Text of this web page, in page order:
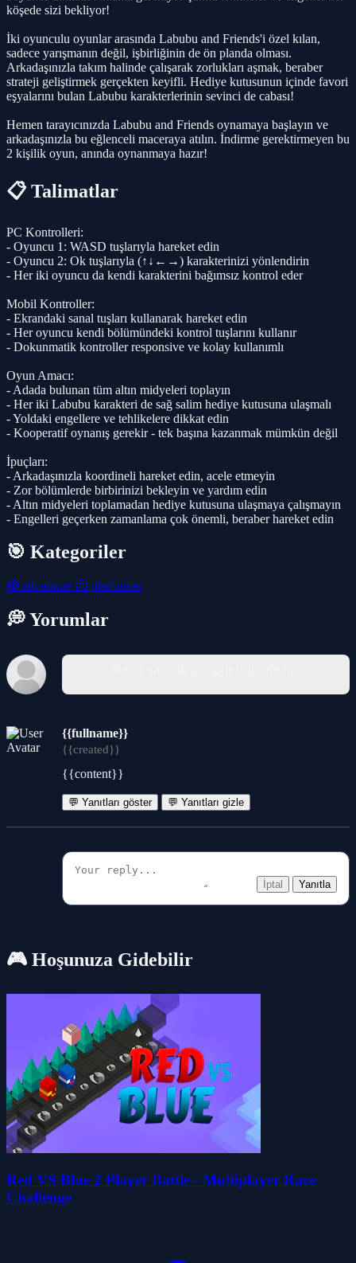
köşede sizi bekliyor!
İki oyunculu oyunlar arasında Labubu and Friends'i özel kılan,
sadece yarışmanın değil, işbirliğinin de ön planda olması.
Arkadaşınızla takım halinde çalışarak zorlukları aşmak, beraber
strateji geliştirmek gerçekten keyifli. Hediye kutusunun içinde favori
eşyalarını bulan Labubu karakterlerinin sevinci de cabası!
Hemen tarayıcınızda Labubu and Friends oynamaya başlayın ve
arkadaşınızla bu eğlenceli maceraya atılın. İndirme gerektirmeyen bu
2 kişilik oyun, anında oynanmaya hazır!
📋 Talimatlar
PC Kontrolleri:
- Oyuncu 1: WASD tuşlarıyla hareket edin
- Oyuncu 2: Ok tuşlarıyla (↑↓←→) karakterinizi yönlendirin
- Her iki oyuncu da kendi karakterini bağımsız kontrol eder
Mobil Kontroller:
- Ekrandaki sanal tuşları kullanarak hareket edin
- Her oyuncu kendi bölümündeki kontrol tuşlarını kullanır
- Dokunmatik kontroller responsive ve kolay kullanımlı
Oyun Amacı:
- Adada bulunan tüm altın midyeleri toplayın
- Her iki Labubu karakteri de sağ salim hediye kutusuna ulaşmalı
- Yoldaki engellere ve tehlikelere dikkat edin
- Kooperatif oynanış gerekir - tek başına kazanmak mümkün değil
İpuçları:
- Arkadaşınızla koordineli hareket edin, acele etmeyin
- Zor bölümlerde birbirinizi bekleyin ve yardım edin
- Altın midyeleri toplamadan hediye kutusuna ulaşmaya çalışmayın
- Engelleri geçerken zamanlama çok önemli, beraber hareket edin
🎯 Kategoriler
🧭 adventure 🦸 platformer
💭 Yorumlar
{{fullname}}
{{created}}
{{content}}
💬 Yanıtları göster 💬 Yanıtları gizle
İptal Yanıtla
🎮 Hoşunuza Gidebilir
Red VS Blue 2 Player Battle - Multiplayer Race
Challenge